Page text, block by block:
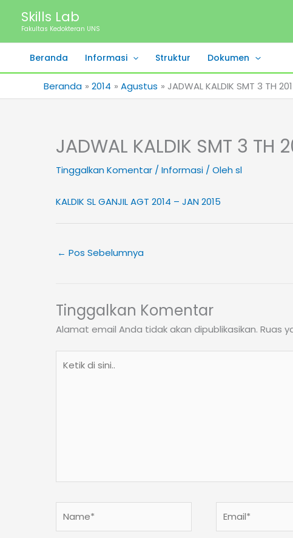
Skills Lab
Fakultas Kedokteran UNS
Beranda Informasi Struktur Dokumen
Beranda 2014 Agustus JADWAL KALDIK SMT 3 TH
JADWAL KALDIK SMT 3 TH
Tinggalkan Komentar / Informasi / Oleh sl
KALDIK SL GANJIL AGT 2014 – JAN 2015
← Pos Sebelumnya
Tinggalkan Komentar
Alamat email Anda tidak akan dipublikasikan. Ruas